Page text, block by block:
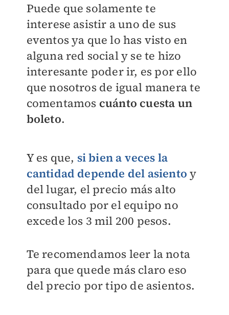
Puede que solamente te
interese asistir a uno de sus
eventos ya que lo has visto en
alguna red social y se te hizo
interesante poder ir, es por ello
que nosotros de igual manera te
comentamos cuánto cuesta un
boleto.
Y es que, si bien a veces la
cantidad depende del asiento y
del lugar, el precio más alto
consultado por el equipo no
excede los 3 mil 200 pesos.
Te recomendamos leer la nota
para que quede más claro eso
del precio por tipo de asientos.